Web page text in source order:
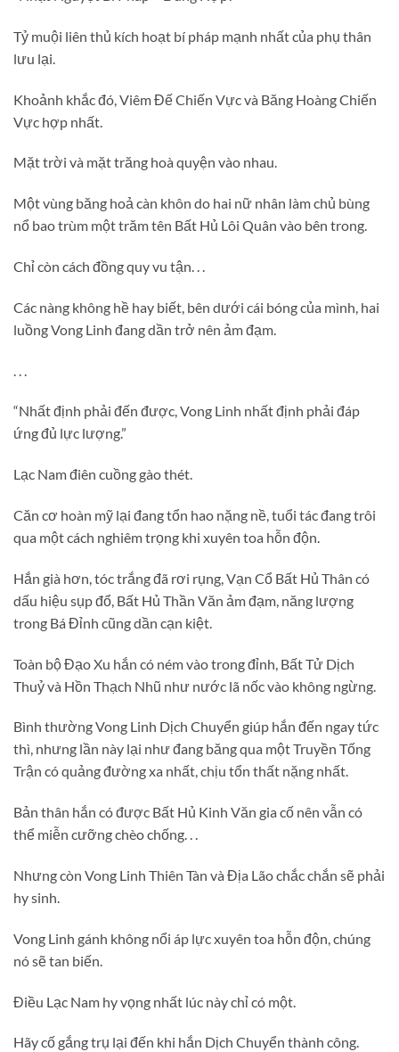
Tỷ muội liên thủ kích hoạt bí pháp mạnh nhất của phụ thân
lưu lại.
Khoảnh khắc đó, Viêm Đế Chiến Vực và Băng Hoàng Chiến
Vực hợp nhất.
Mặt trời và mặt trăng hoà quyện vào nhau.
Một vùng băng hoả càn khôn do hai nữ nhân làm chủ bùng
nổ bao trùm một trăm tên Bất Hủ Lôi Quân vào bên trong.
Chỉ còn cách đồng quy vu tận. . .
Các nàng không hề hay biết, bên dưới cái bóng của mình, hai
luồng Vong Linh đang dần trở nên ảm đạm.
“Nhất định phải đến được, Vong Linh nhất định phải đáp
ứng đủ lực lượng.”
Lạc Nam điên cuồng gào thét.
Căn cơ hoàn mỹ lại đang tổn hao nặng nề, tuổi tác đang trôi
qua một cách nghiêm trọng khi xuyên toa hỗn độn.
Hắn già hơn, tóc trắng đã rơi rụng, Vạn Cổ Bất Hủ Thân có
dấu hiệu sụp đổ, Bất Hủ Thần Văn ảm đạm, năng lượng
trong Bá Đỉnh cũng dần cạn kiệt.
Toàn bộ Đạo Xu hắn có ném vào trong đỉnh, Bất Tử Dịch
Thuỷ và Hồn Thạch Nhũ như nước lã nốc vào không ngừng.
Bình thường Vong Linh Dịch Chuyển giúp hắn đến ngay tức
thì, nhưng lần này lại như đang băng qua một Truyền Tống
Trận có quảng đường xa nhất, chịu tổn thất nặng nhất.
Bản thân hắn có được Bất Hủ Kinh Văn gia cố nên vẫn có
thể miễn cưỡng chèo chống. . .
Nhưng còn Vong Linh Thiên Tàn và Địa Lão chắc chắn sẽ phải
hy sinh.
Vong Linh gánh không nổi áp lực xuyên toa hỗn độn, chúng
nó sẽ tan biến.
Điều Lạc Nam hy vọng nhất lúc này chỉ có một.
Hãy cố gắng trụ lại đến khi hắn Dịch Chuyển thành công.